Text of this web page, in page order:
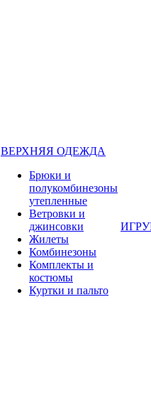
ВЕРХНЯЯ ОДЕЖДА
Брюки и
полукомбинезоны
утепленные
Ветровки и
джинсовки
Жилеты
Комбинезоны
Комплекты и
костюмы
Куртки и пальто